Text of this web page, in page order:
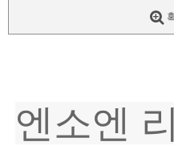
엔소엔